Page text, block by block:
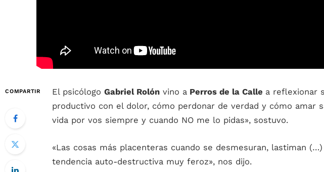
COMPARTIR El psicólogo Gabriel Rolón vino a Perros de la Calle a reflexionar
productivo con el dolor, cómo perdonar de verdad y cómo amar
vida por vos siempre y cuando NO me lo pidas», sostuvo.
«Las cosas más placenteras cuando se desmesuran, lastiman (…)
tendencia auto-destructiva muy feroz», nos dijo.